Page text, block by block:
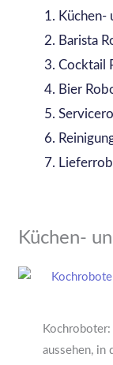
Küchen-
Barista
Cocktail
Bier
Küchen-
aussehen, in